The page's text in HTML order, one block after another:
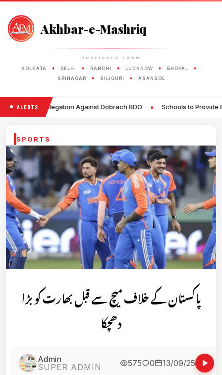
Akhbar-e-Mashriq
PUBLISHED FROM
KOLKATA ♦ DELHI ♦ RANCHI ♦ LUCKNOW ♦ BHOPAL ♦
SRINAGAR ♦ SILIGURI ♦ ASANSOL
ALERTS
Against Dobrach BDO • Schools to Provide Eggs in Mid-Day
SPORTS
پاکستان کے خلاف میچ سے قبل بھارت کو بڑا
دھچکا
Admin
SUPER ADMIN
575 0 13/09/25